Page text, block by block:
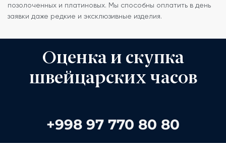
позолоченных и платиновых. Мы способны оплатить в день
заявки даже редкие и эксклюзивные изделия.
Оценка и скупка
швейцарских часов
+998 97 770 80 80